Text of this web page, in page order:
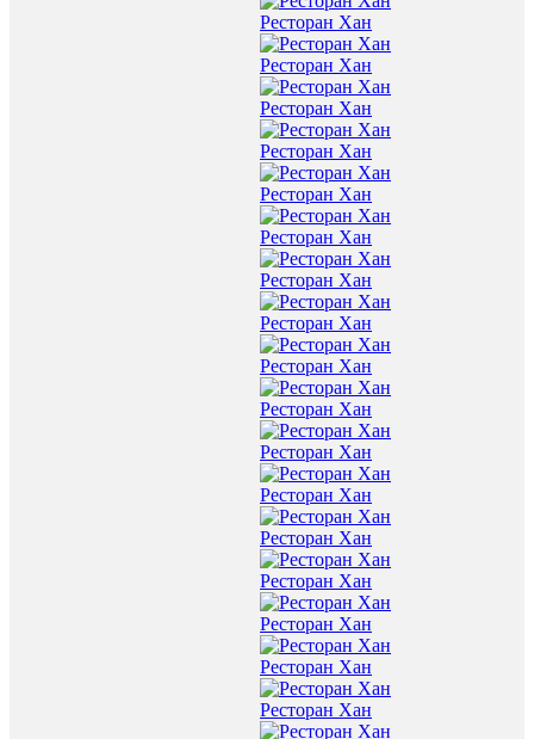
Ресторан Хан
Ресторан Хан
Ресторан Хан
Ресторан Хан
Ресторан Хан
Ресторан Хан
Ресторан Хан
Ресторан Хан
Ресторан Хан
Ресторан Хан
Ресторан Хан
Ресторан Хан
Ресторан Хан
Ресторан Хан
Ресторан Хан
Ресторан Хан
Ресторан Хан